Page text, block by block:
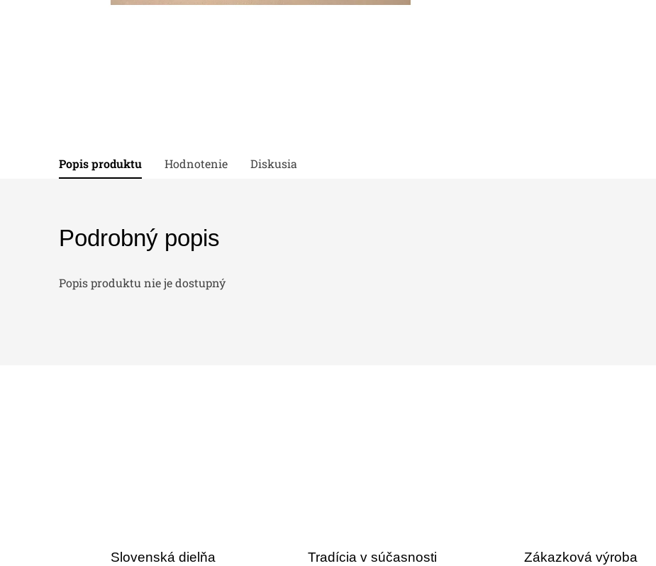
Popis produktu Hodnotenie Diskusia
Podrobný popis
Popis produktu nie je dostupný
Slovenská dielňa
Tradícia v súčasnosti
Zákazková výroba